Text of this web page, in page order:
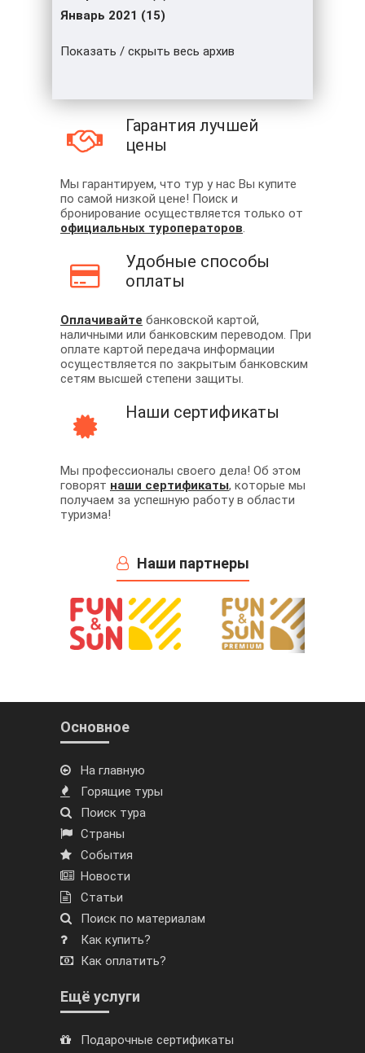
Январь 2021 (15)
Показать / скрыть весь архив
Гарантия лучшей
цены
Мы гарантируем, что тур у нас Вы купите
по самой низкой цене! Поиск и
бронирование осуществляется только от
официальных туроператоров.
Удобные способы
оплаты
Оплачивайте банковской картой,
наличными или банковским переводом. При
оплате картой передача информации
осуществляется по закрытым банковским
сетям высшей степени защиты.
Наши сертификаты
Мы профессионалы своего дела! Об этом
говорят наши сертификаты, которые мы
получаем за успешную работу в области
туризма!
Наши партнеры
Основное
На главную
Горящие туры
Поиск тура
Страны
События
Новости
Статьи
Поиск по материалам
Как купить?
Как оплатить?
Ещё услуги
Подарочные сертификаты